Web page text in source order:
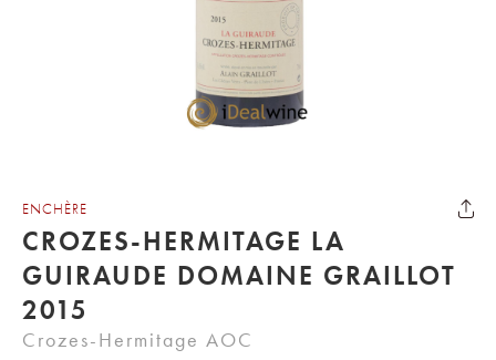
ENCHÈRE
CROZES-HERMITAGE LA
GUIRAUDE DOMAINE GRAILLOT
2015
Crozes-Hermitage AOC